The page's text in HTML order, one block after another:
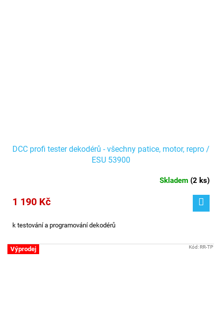
DCC profi tester dekodérů - všechny patice, motor, repro /
ESU 53900
Skladem (2 ks)
1 190 Kč
k testování a programování dekodérů
Výprodej Kód:RR-TP